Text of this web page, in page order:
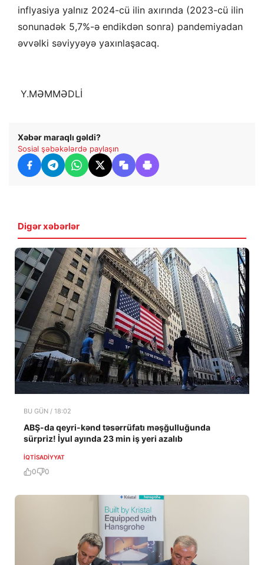
inflyasiya yalnız 2024-cü ilin axırında (2023-cü ilin
sonunadək 5,7%-ə endikdən sonra) pandemiyadan
əvvəlki səviyyəyə yaxınlaşacaq.
Y.MƏMMƏDLİ
Xəbər maraqlı gəldi?
Sosial şəbəkələrdə paylaşın
Digər xəbərlər
BU GÜN / 18:02
ABŞ-da qeyri-kənd təsərrüfatı məşğulluğunda
sürpriz! İyul ayında 23 min iş yeri azalıb
İQTISADIYYAT
0 0